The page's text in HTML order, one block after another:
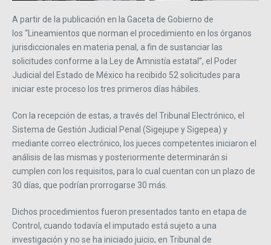
A partir de la publicación en la Gaceta de Gobierno de
los “Lineamientos que norman el procedimiento en los órganos
jurisdiccionales en materia penal, a fin de sustanciar las
solicitudes conforme a la Ley de Amnistía estatal”, el Poder
Judicial del Estado de México ha recibido 52 solicitudes para
iniciar este proceso los tres primeros días hábiles.
Con la recepción de estas, a través del Tribunal Electrónico, el
Sistema de Gestión Judicial Penal (Sigejupe y Sigepea) y
mediante correo electrónico, los jueces competentes iniciaron el
análisis de las mismas y posteriormente determinarán si
cumplen con los requisitos, para lo cual cuentan con un plazo de
30 días, que podrían prorrogarse 30 más.
Dichos procedimientos fueron presentados tanto en etapa de
Control, cuando todavía el imputado está sujeto a una
investigación y no se ha iniciado juicio; en Tribunal de